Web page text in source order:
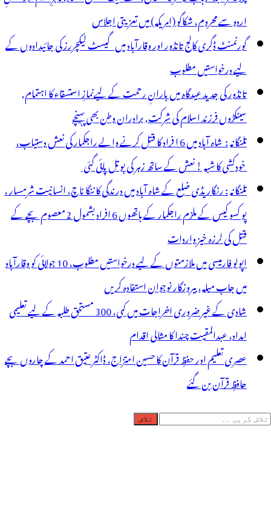
اردو سے محروم، شکاگو (امریکہ) میں تعزیتی اجلاس
گورنمنٹ ڈگری کالج تانڈور اور وقارآباد میں گیسٹ لیکچررز کی جائیدادوں کے
لیے درخواستیں مطلوب
تانڈور کی جدید عیدگاہ میں بارانِ رحمت کے لیےنمازِ استسقاء کا اہتمام,
سینکڑوں فرزند اسلام کی شرکت, برادران وطن بھی پہنچے
تلنگانہ : شاہ آباد میں 6 ا فراد کا قتل کرنے والے راجکمار کی نعش دستیاب،
خودکشی کا شبہ ! نعش کے ساتھ زہر کی بوتل پائی گئی
تلنگانہ : رنگاریڈی ضلع کے شاہ آباد میں درندگی کا ننگا ناچ، انسانیت شرمسار ،
پو کسو کیس کے ملزم راجکمار کے ہاتھوں 6 افراد بشمول 2 معصوم بچے کے
قتل کی لرزہ خیز واردات
اپولو فارمیسی میں ملازمتوں کے لیے درخواستیں مطلوب، 10 جولائی کو وقارآباد
میں جاب میلہ، بیروزگار نوجوان استفادہ کریں
شادی کے غیر ضروری اخراجات میں کمی، 300 مستحق طلبہ کے لیے تعلیمی
امداد، عبدالمقیت چندا کا مثالی اقدام
عصری تعلیم اور حفظِ قرآن کا حسین امتزاج، ڈاکٹر عتیق احمد کے چاروں بچے
حافظِ قرآن بن گئے
تلاش